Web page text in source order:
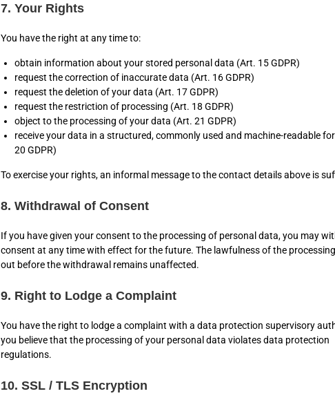
7. Your Rights
You have the right at any time to:
obtain information about your stored personal data (Art. 15 GDPR)
request the correction of inaccurate data (Art. 16 GDPR)
request the deletion of your data (Art. 17 GDPR)
request the restriction of processing (Art. 18 GDPR)
object to the processing of your data (Art. 21 GDPR)
receive your data in a structured, commonly used and machine-readable
20 GDPR)
To exercise your rights, an informal message to the contact details above is
8. Withdrawal of Consent
If you have given your consent to the processing of personal data, you may
consent at any time with effect for the future. The lawfulness of the
out before the withdrawal remains unaffected.
9. Right to Lodge a Complaint
You have the right to lodge a complaint with a data protection supervisory
you believe that the processing of your personal data violates data protection
regulations.
10. SSL / TLS Encryption